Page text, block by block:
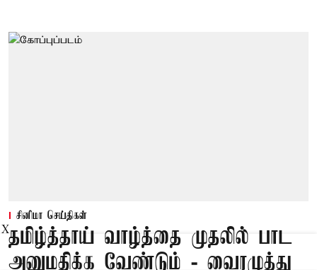
சினிமா செய்திகள்
தமிழ்த்தாய் வாழ்த்தை முதலில் பாட
அனுமதிக்க வேண்டும் - வைரமுத்து
X